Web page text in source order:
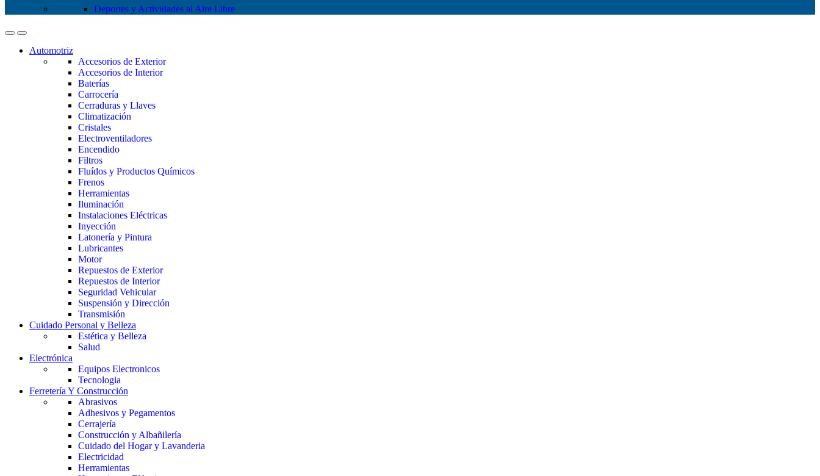
Deportes y Actividades al Aire Libre
Automotriz
Accesorios de Exterior
Accesorios de Interior
Baterías
Carrocería
Cerraduras y Llaves
Climatización
Cristales
Electroventiladores
Encendido
Filtros
Fluídos y Productos Químicos
Frenos
Herramientas
Iluminación
Instalaciones Eléctricas
Inyección
Latonería y Pintura
Lubricantes
Motor
Repuestos de Exterior
Repuestos de Interior
Seguridad Vehicular
Suspensión y Dirección
Transmisión
Cuidado Personal y Belleza
Estética y Belleza
Salud
Electrónica
Equipos Electronicos
Tecnologia
Ferretería Y Construcción
Abrasivos
Adhesivos y Pegamentos
Cerrajería
Construcción y Albañilería
Cuidado del Hogar y Lavanderia
Electricidad
Herramientas